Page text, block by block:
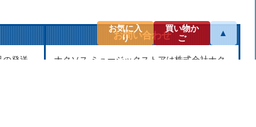
の発送
お問い合わせ
ナクソス ミュージックストアは株式会社ナク
お気に入
り
買い物か
ご
▲